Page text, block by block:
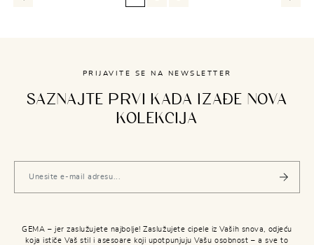
PRIJAVITE SE NA NEWSLETTER
SAZNAJTE PRVI KADA IZAĐE NOVA
KOLEKCIJA
GEMA – jer zaslužujete najbolje! Zaslužujete cipele iz Vaših snova, odjeću
koja ističe Vaš stil i asesoare koji upotpunjuju Vašu osobnost – a sve to